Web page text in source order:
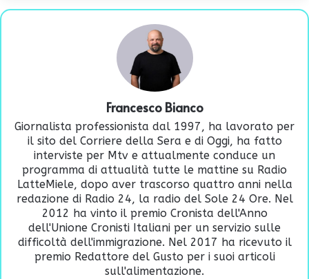
Francesco Bianco
Giornalista professionista dal 1997, ha lavorato per
il sito del Corriere della Sera e di Oggi, ha fatto
interviste per Mtv e attualmente conduce un
programma di attualità tutte le mattine su Radio
LatteMiele, dopo aver trascorso quattro anni nella
redazione di Radio 24, la radio del Sole 24 Ore. Nel
2012 ha vinto il premio Cronista dell'Anno
dell'Unione Cronisti Italiani per un servizio sulle
difficoltà dell'immigrazione. Nel 2017 ha ricevuto il
premio Redattore del Gusto per i suoi articoli
sull'alimentazione.